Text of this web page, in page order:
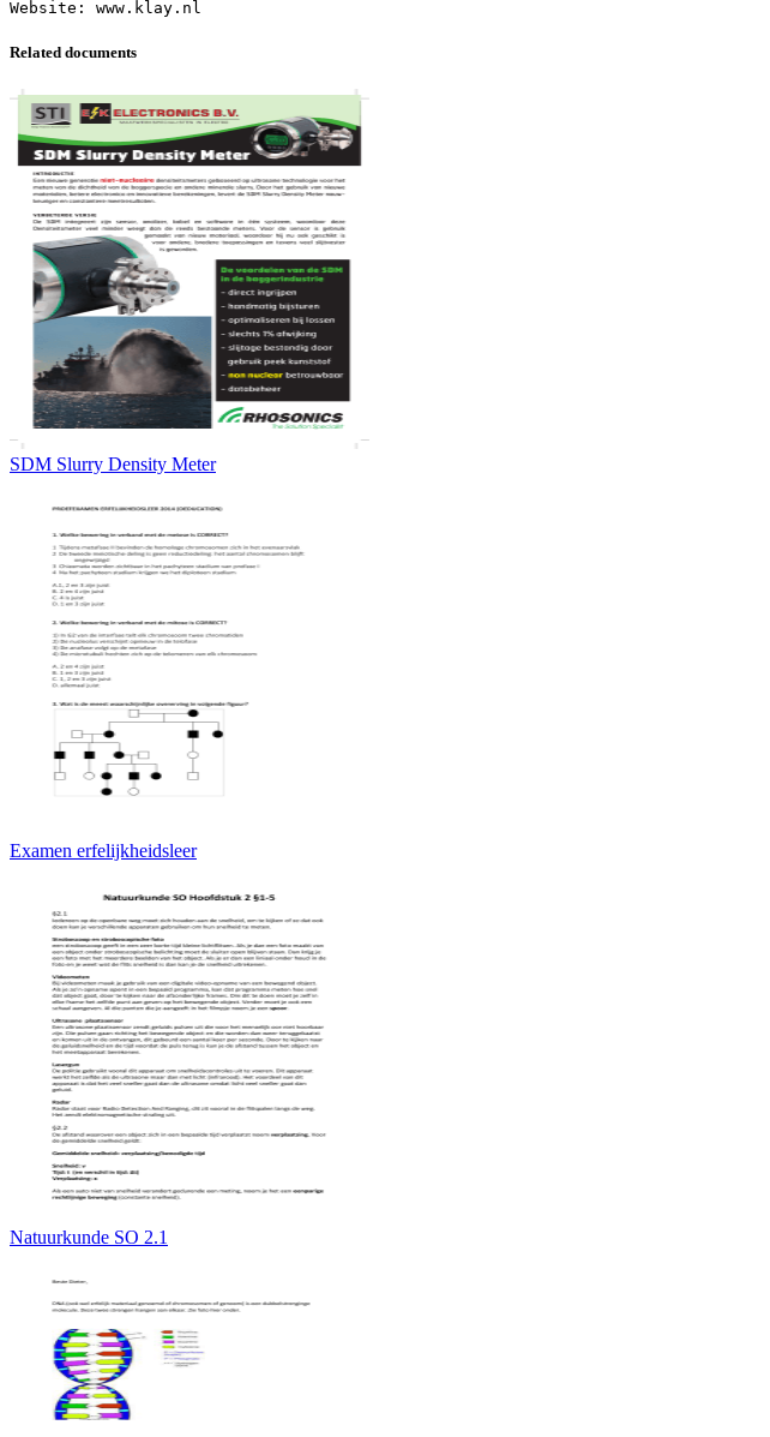
Related documents
SDM Slurry Density Meter
Examen erfelijkheidsleer
Natuurkunde SO 2.1